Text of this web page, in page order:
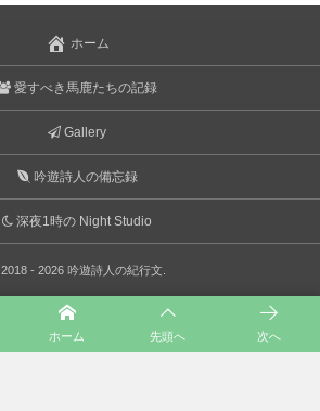
ホーム
愛すべき馬鹿たちの記録
Gallery
吟遊詩人の備忘録
深夜1時の Night Studio
2018 - 2026 吟遊詩人の紀行文
ホーム 先頭へ 次へ